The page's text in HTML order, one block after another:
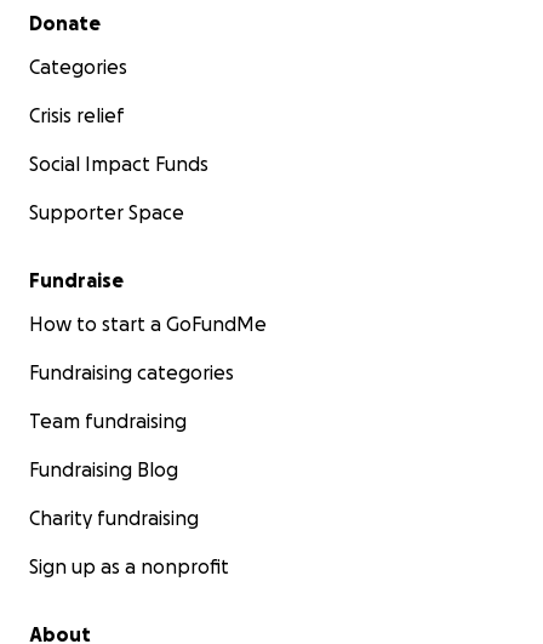
Secondary menu
Donate
Categories
Crisis relief
Social Impact Funds
Supporter Space
Fundraise
How to start a GoFundMe
Fundraising categories
Team fundraising
Fundraising Blog
Charity fundraising
Sign up as a nonprofit
About